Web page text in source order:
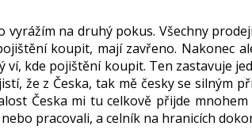
vyrážím na druhý pokus. Všechny
koupit, mají zavřeno. Nakonec
ví, kde pojištění koupit. Ten zastavuje
že z Česka, tak mě česky se silným
Česka mi tu celkově přijde
pracovali, a celník na hranicích